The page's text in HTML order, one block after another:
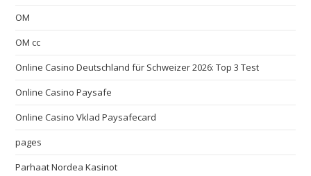
OM
OM cc
Online Casino Deutschland für Schweizer 2026: Top 3 Test
Online Casino Paysafe
Online Casino Vklad Paysafecard
pages
Parhaat Nordea Kasinot